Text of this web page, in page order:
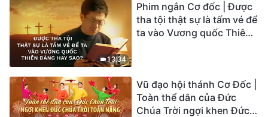
13:34
Phim ngắn Cơ đốc | Được
tha tội thật sự là tấm vé để
ta vào Vương quốc Thiên
Vũ đạo hội thánh Cơ Đốc |
Toàn thể dân của Đức
Chúa Trời ngợi khen Đức